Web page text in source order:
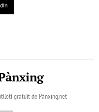
gratuït de Pànxing.net​